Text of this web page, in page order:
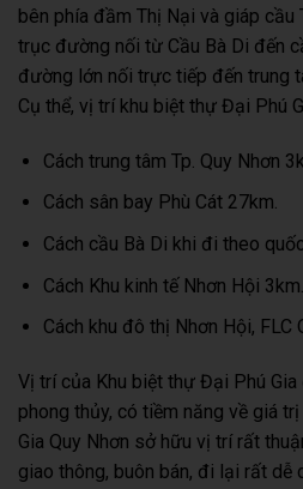
bên phía đầm Thị Nại và giáp cầu
trục đường nối từ Cầu Bà Di đến
đường lớn nối trực tiếp đến trung
Cụ thể, vị trí khu biệt thự Đại Phú
Cách trung tâm Tp. Quy Nhơn
Cách sân bay Phù Cát 27km.
Cách cầu Bà Di khi đi theo
Cách Khu kinh tế Nhơn Hội 3km.
Cách khu đô thị Nhơn Hội, FLC
Vị trí của Khu biệt thự Đại Phú
phong thủy, có tiềm năng về giá
Gia Quy Nhơn sở hữu vị trí rất
giao thông, buôn bán, đi lại rất dễ